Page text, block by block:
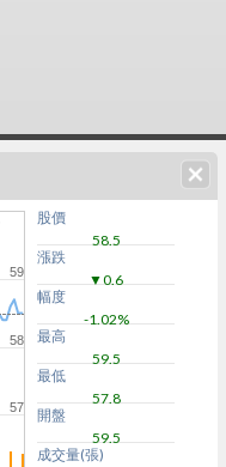
57
58
59
股價
58.5
漲跌
▼0.6
幅度
-1.02%
最高
59.5
最低
57.8
開盤
59.5
成交量(張)